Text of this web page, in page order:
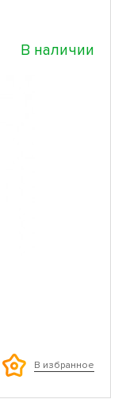
В наличии
В избранное